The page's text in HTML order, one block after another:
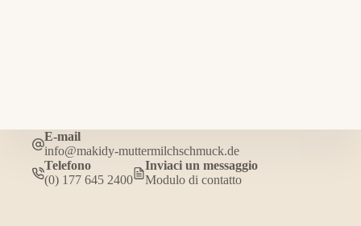
E-mail
info@makidy-muttermilchschmuck.de
Telefono
(0) 177 645 2400
Inviaci un messaggio
Modulo di contatto